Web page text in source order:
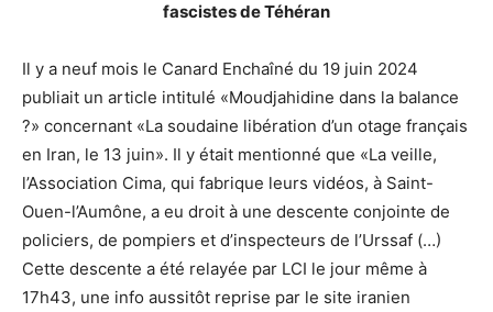
fascistes de Téhéran
Il y a neuf mois le Canard Enchaîné du 19 juin 2024
publiait un article intitulé «Moudjahidine dans la balance
?» concernant «La soudaine libération d’un otage français
en Iran, le 13 juin». Il y était mentionné que «La veille,
l’Association Cima, qui fabrique leurs vidéos, à Saint-
Ouen-l’Aumône, a eu droit à une descente conjointe de
policiers, de pompiers et d’inspecteurs de l’Urssaf (…)
Cette descente a été relayée par LCI le jour même à
17h43, une info aussitôt reprise par le site iranien